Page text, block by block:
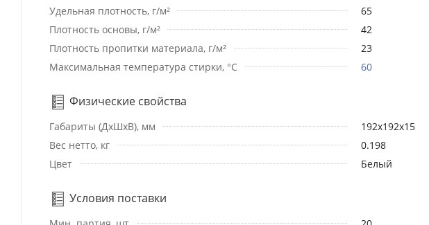
Удельная плотность, г/м²
65
Плотность основы, г/м²
42
Плотность пропитки материала, г/м²
23
Максимальная температура стирки, °C
60
Физические свойства
Габариты (ДхШхВ), мм
192х192х15
Вес нетто, кг
0.198
Цвет
Белый
Условия поставки